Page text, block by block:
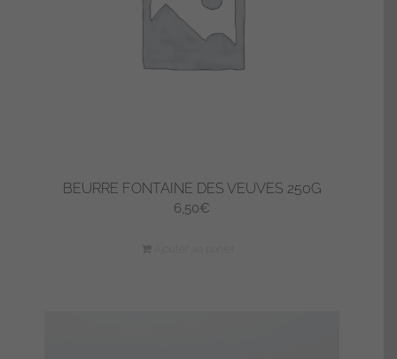
BEURRE FONTAINE DES VEUVES 250G
6,50€